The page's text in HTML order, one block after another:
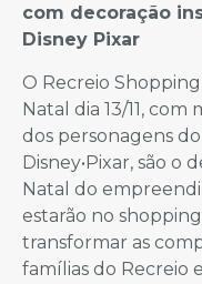
com decoração
Disney Pixar
O Recreio
Natal dia 13/11,
dos personagens
Disney•Pixar, são o
Natal do
estarão no
transformar as
famílias do Recreio